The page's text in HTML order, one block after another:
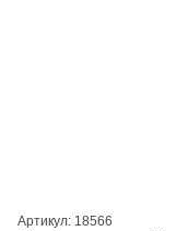
Артикул: 18566